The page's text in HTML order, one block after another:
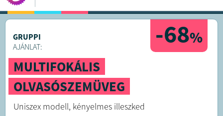
-68%
GRUPPI
AJÁNLAT:
MULTIFOKÁLIS
OLVASÓSZEMÜVEG
Uniszex modell, kényelmes illeszked